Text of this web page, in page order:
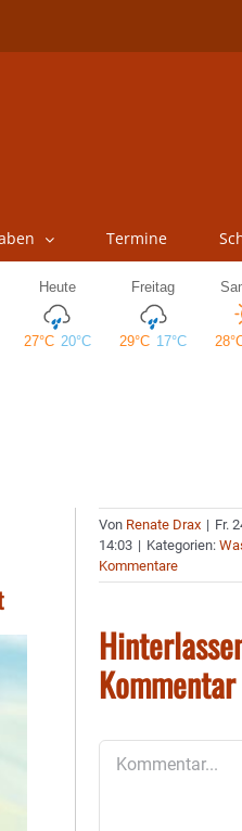
Termine
Von Renate Drax | Fr.
14:03 | Kategorien:
Kommentare
Kommentar